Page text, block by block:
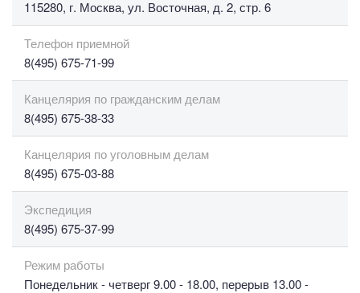
115280, г. Москва, ул. Восточная, д. 2, стр. 6
Телефон приемной
8(495) 675-71-99
Канцелярия по гражданским делам
8(495) 675-38-33
Канцелярия по уголовным делам
8(495) 675-03-88
Экспедиция
8(495) 675-37-99
Режим работы
Понедельник - четверг 9.00 - 18.00, перерыв 13.00 -